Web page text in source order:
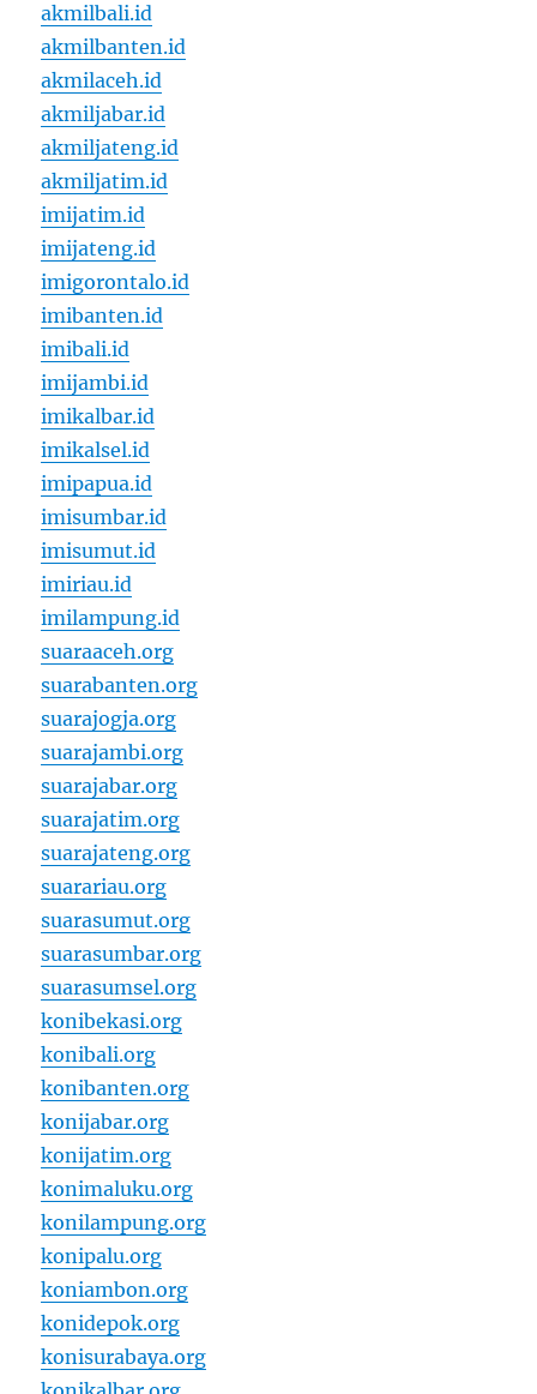
akmilbali.id
akmilbanten.id
akmilaceh.id
akmiljabar.id
akmiljateng.id
akmiljatim.id
imijatim.id
imijateng.id
imigorontalo.id
imibanten.id
imibali.id
imijambi.id
imikalbar.id
imikalsel.id
imipapua.id
imisumbar.id
imisumut.id
imiriau.id
imilampung.id
suaraaceh.org
suarabanten.org
suarajogja.org
suarajambi.org
suarajabar.org
suarajatim.org
suarajateng.org
suarariau.org
suarasumut.org
suarasumbar.org
suarasumsel.org
konibekasi.org
konibali.org
konibanten.org
konijabar.org
konijatim.org
konimaluku.org
konilampung.org
konipalu.org
koniambon.org
konidepok.org
konisurabaya.org